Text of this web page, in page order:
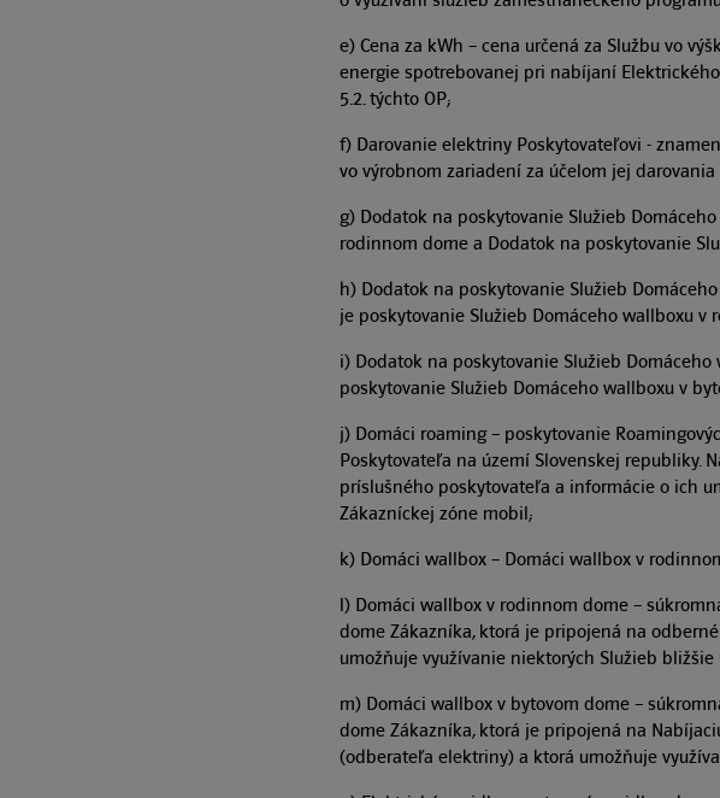
e) Cena za kWh – cena určená za Službu vo
energie spotrebovanej pri nabíjaní
5.2. týchto OP;
f) Darovanie elektriny Poskytovateľovi -
vo výrobnom zariadení za účelom jej
g) Dodatok na poskytovanie Služieb
rodinnom dome a Dodatok na poskytovanie
h) Dodatok na poskytovanie Služieb
je poskytovanie Služieb Domáceho wallboxu v
i) Dodatok na poskytovanie Služieb
poskytovanie Služieb Domáceho wallboxu v
j) Domáci roaming – poskytovanie
Poskytovateľa na území Slovenskej republiky.
príslušného poskytovateľa a informácie o ich
Zákazníckej zóne mobil;
k) Domáci wallbox – Domáci wallbox v
l) Domáci wallbox v rodinnom dome –
dome Zákazníka, ktorá je pripojená na
umožňuje využívanie niektorých Služieb bližšie
m) Domáci wallbox v bytovom dome –
dome Zákazníka, ktorá je pripojená na
(odberateľa elektriny) a ktorá umožňuje